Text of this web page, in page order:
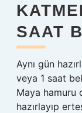
SAAT
Aynı gün
veya 1 saat
Maya hamuru
hazırlayıp